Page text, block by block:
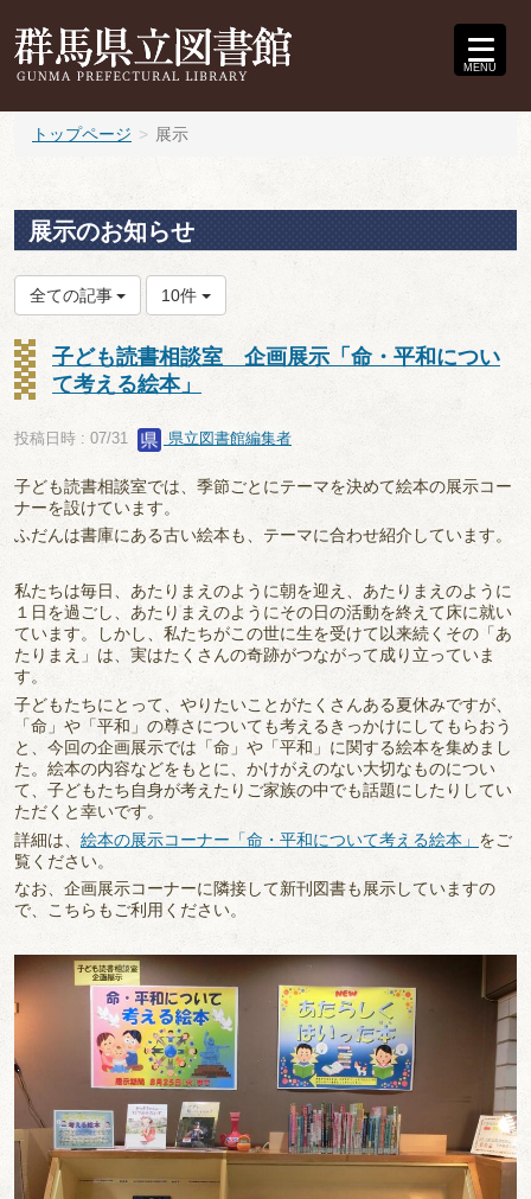
MENU
トップページ 展示
展示のお知らせ
全ての記事 10件
子ども読書相談室 企画展示「命・平和につい
て考える絵本」
投稿日時 : 07/31 県立図書館編集者
子ども読書相談室では、季節ごとにテーマを決めて絵本の展示コー
ナーを設けています。
ふだんは書庫にある古い絵本も、テーマに合わせ紹介しています。
私たちは毎日、あたりまえのように朝を迎え、あたりまえのように
１日を過ごし、あたりまえのようにその日の活動を終えて床に就い
ています。しかし、私たちがこの世に生を受けて以来続くその「あ
たりまえ」は、実はたくさんの奇跡がつながって成り立っていま
す。
子どもたちにとって、やりたいことがたくさんある夏休みですが、
「命」や「平和」の尊さについても考えるきっかけにしてもらおう
と、今回の企画展示では「命」や「平和」に関する絵本を集めまし
た。絵本の内容などをもとに、かけがえのない大切なものについ
て、子どもたち自身が考えたりご家族の中でも話題にしたりしてい
ただくと幸いです。
詳細は、 絵本の展示コーナー「命・平和について考える絵本」 をご
覧ください。
なお、企画展示コーナーに隣接して新刊図書も展示していますの
で、こちらもご利用ください。